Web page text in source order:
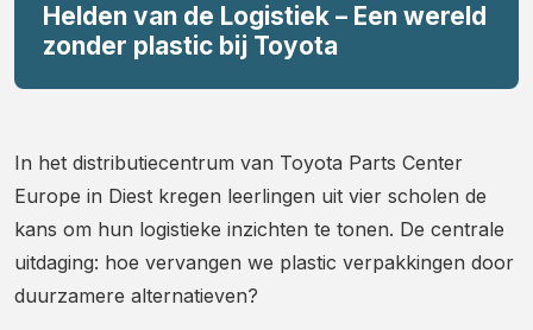
Helden van de Logistiek – Een wereld
zonder plastic bij Toyota
In het distributiecentrum van Toyota Parts Center
Europe in Diest kregen leerlingen uit vier scholen de
kans om hun logistieke inzichten te tonen. De centrale
uitdaging: hoe vervangen we plastic verpakkingen door
duurzamere alternatieven?